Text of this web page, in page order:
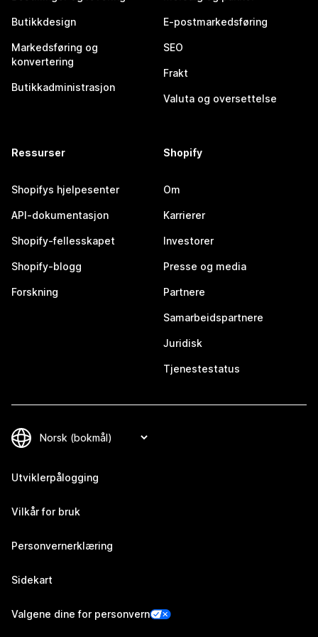
Butikkdesign
Markedsføring og
konvertering
Butikkadministrasjon
E-postmarkedsføring
SEO
Frakt
Valuta og oversettelse
Ressurser
Shopifys hjelpesenter
API-dokumentasjon
Shopify-fellesskapet
Shopify-blogg
Forskning
Shopify
Om
Karrierer
Investorer
Presse og media
Partnere
Samarbeidspartnere
Juridisk
Tjenestestatus
Utviklerpålogging
Vilkår for bruk
Personvernerklæring
Sidekart
Valgene dine for personvern